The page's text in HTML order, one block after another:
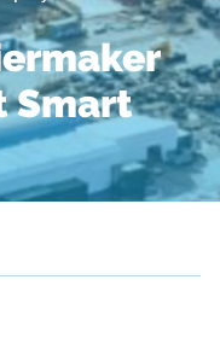
Smart